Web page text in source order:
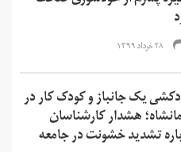
۲۸ خرداد ۱۳۹۹
یک جانباز و کودک کار در
هشدار کارشناسان
تشدید خشونت در جامعه